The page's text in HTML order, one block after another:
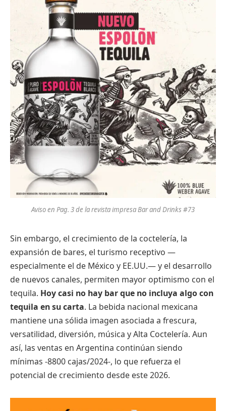
Aviso en Pag. 3 de la revista impresa Bar and Drinks #73
Sin embargo, el crecimiento de la coctelería, la
expansión de bares, el turismo receptivo —
especialmente el de México y EE.UU.— y el desarrollo
de nuevos canales, permiten mayor optimismo con el
tequila. Hoy casi no hay bar que no incluya algo con
tequila en su carta. La bebida nacional mexicana
mantiene una sólida imagen asociada a frescura,
versatilidad, diversión, música y Alta Coctelería. Aun
así, las ventas en Argentina continúan siendo
mínimas -8800 cajas/2024-, lo que refuerza el
potencial de crecimiento desde este 2026.